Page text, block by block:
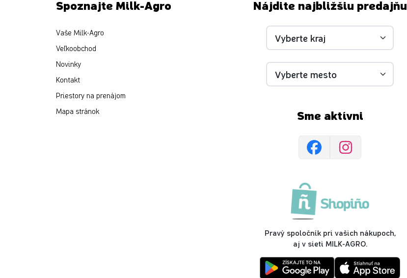
Spoznajte Milk-Agro
Vaše Milk-Agro
Veľkoobchod
Novinky
Kontakt
Priestory na prenájom
Mapa stránok
Nájdite najbližšiu predajňu
Sme aktívni
Pravý spoločník pri vašich nákupoch,
aj v sieti MILK-AGRO.